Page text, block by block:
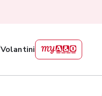
Volantini